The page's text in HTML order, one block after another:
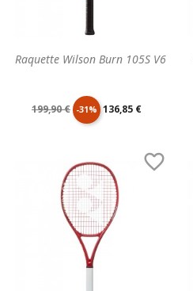
Raquette Wilson Burn 105S V6
Prix
199,90 € -31% Prix
136,85 €
